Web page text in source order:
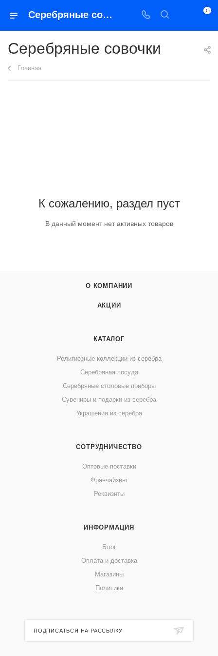
Серебряные совочки 0
Серебряные совочки
Главная
К сожалению, раздел пуст
В данный момент нет активных товаров
О КОМПАНИИ
АКЦИИ
КАТАЛОГ
Религиозные коллекции из серебра
Серебряная посуда
Серебряные столовые приборы
Сувениры и подарки из серебра
Украшения из серебра
СОТРУДНИЧЕСТВО
Оптовые поставки
Франчайзинг
Реквизиты
ИНФОРМАЦИЯ
Блог
Оплата и доставка
Магазины
Политика
ПОДПИСАТЬСЯ НА РАССЫЛКУ